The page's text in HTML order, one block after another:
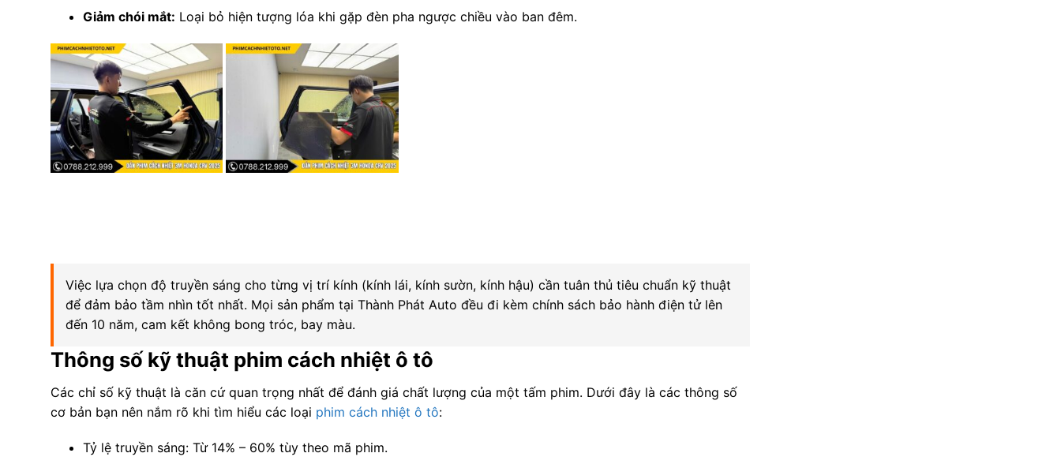
Giảm chói mắt: Loại bỏ hiện tượng lóa khi gặp đèn pha ngược chiều vào ban đêm.
Việc lựa chọn độ truyền sáng cho từng vị trí kính (kính lái, kính sườn, kính hậu) cần tuân thủ tiêu chuẩn kỹ thuật
để đảm bảo tầm nhìn tốt nhất. Mọi sản phẩm tại Thành Phát Auto đều đi kèm chính sách bảo hành điện tử lên
đến 10 năm, cam kết không bong tróc, bay màu.
Thông số kỹ thuật phim cách nhiệt ô tô
Các chỉ số kỹ thuật là căn cứ quan trọng nhất để đánh giá chất lượng của một tấm phim. Dưới đây là các thông số
cơ bản bạn nên nắm rõ khi tìm hiểu các loại phim cách nhiệt ô tô:
Tỷ lệ truyền sáng: Từ 14% – 60% tùy theo mã phim.